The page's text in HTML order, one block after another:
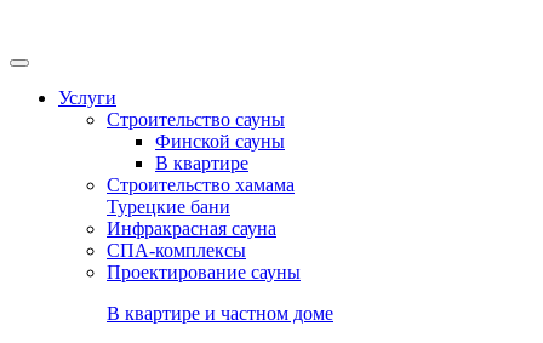
Услуги
Строительство сауны
Финской сауны
В квартире
Строительство хамама
Турецкие бани
Инфракрасная сауна
СПА-комплексы
Проектирование сауны
В квартире и частном доме